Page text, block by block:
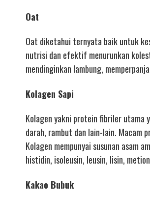
Oat
Oat diketahui ternyata baik untuk
nutrisi dan efektif menurunkan
mendinginkan lambung,
Kolagen Sapi
Kolagen yakni protein fibriler utama
darah, rambut dan lain-lain. Macam
Kolagen mempunyai susunan asam
histidin, isoleusin, leusin, lisin,
Kakao Bubuk